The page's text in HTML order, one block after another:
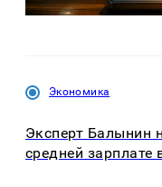
Экономика
Эксперт Балынин
средней зарплате